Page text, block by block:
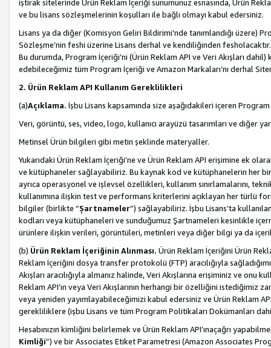
iştirak sitelerinde Ürün Reklam İçeriği sunumunuz esnasında, Ürün
ve bu lisans sözleşmelerinin koşulları ile bağlı olmayı kabul edersiniz.
Lisans ya da diğer (Komisyon Geliri Bildirimi’nde tanımlandığı üzere)
Sözleşme’nin feshi üzerine Lisans derhal ve kendiliğinden
Bu durumda, Program İçeriği’ni (Ürün Reklam API ve Veri Akışları
edebileceğimiz tüm Program İçeriği ve Amazon Markaları’nı derhal
2. Ürün Reklam API Kullanım Gereklilikleri
(a)Açıklama. İşbu Lisans kapsamında size aşağıdakileri içeren
Veri, görüntü, ses, video, logo, kullanıcı arayüzü tasarımları ve diğer
Metinsel Ürün bilgileri gibi metin şeklinde materyaller.
Yukarıdaki Ürün Reklam İçeriği’ne ve Ürün Reklam API erişimine ek
ve kütüphaneler sağlayabiliriz. Bu kaynak kod ve kütüphanelerin her
ayrıca operasyonel ve işlevsel özellikleri, kullanım sınırlamalarını,
kullanımına ilişkin test ve performans kriterlerini açıklayan her türlü
bilgiler (birlikte “Şartnameler”) sağlayabiliriz. İşbu Lisans’ta
kodları veya kütüphaneleri ve sunduğumuz Şartnameleri kesinlikle
ürünlere ilişkin verileri, görüntüleri, metinleri veya diğer bilgi ya da
(b) Ürün Reklam İçeriğinin Alınması. Ürün Reklam İçeriğini Ürün
Reklam İçeriğini dosya transfer protokolü (FTP) aracılığıyla
Akışları aracılığıyla almanız halinde, Veri Akışlarına erişiminiz ve onu
Reklam API’ın veya Veri Akışlarının herhangi bir özelliğini
veya yeniden yayımlayabileceğimizi kabul edersiniz ve Ürün Reklam
gerekliliklere (işbu Lisans ve tüm Program Politikaları Dokümanları
Hesabınızın kimliğini belirlemek ve Ürün Reklam API’ınaçağrı
Kimliği”) ve bir Associates Etiket Parametresi (Amazon Associates